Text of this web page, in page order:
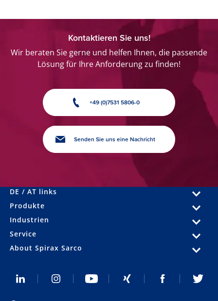
Kontaktieren Sie uns!
Wir beraten Sie gerne und helfen Ihnen, die passende
Lösung für Ihre Anforderung zu finden!
+49 (0)7531 5806-0
Senden Sie uns eine Nachricht
DE / AT links
Produkte
Industrien
Service
About Spirax Sarco